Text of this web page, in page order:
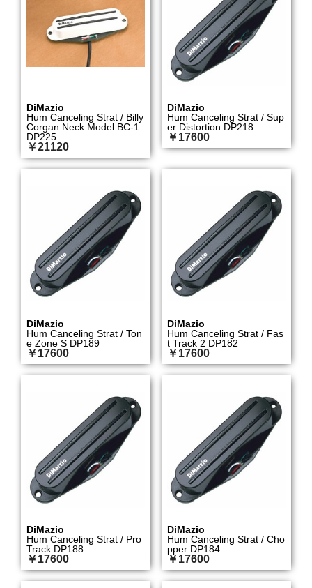
DiMazio
Hum Canceling Strat / Billy
Corgan Neck Model BC-1
DP225
￥21120
DiMazio
Hum Canceling Strat / Sup
er Distortion DP218
￥17600
DiMazio
Hum Canceling Strat / Ton
e Zone S DP189
￥17600
DiMazio
Hum Canceling Strat / Fas
t Track 2 DP182
￥17600
DiMazio
Hum Canceling Strat / Pro
Track DP188
￥17600
DiMazio
Hum Canceling Strat / Cho
pper DP184
￥17600